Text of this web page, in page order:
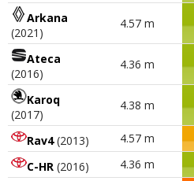
Arkana
(2021)
4.57 m
Ateca
(2016)
4.36 m
Karoq
(2017)
4.38 m
Rav4(2013) 4.57 m
C-HR (2016) 4.36 m